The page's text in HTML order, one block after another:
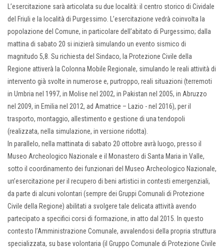
L’esercitazione sarà articolata su due località: il centro storico di Cividale
del Friuli e la località di Purgessimo. L’esercitazione vedrà coinvolta la
popolazione del Comune, in particolare dell’abitato di Purgessimo; dalla
mattina di sabato 20 si inizierà simulando un evento sismico di
magnitudo 5,8. Su richiesta del Sindaco, la Protezione Civile della
Regione attiverà la Colonna Mobile Regionale, simulando le reali attività di
intervento già svolte in numerose e, purtroppo, reali situazioni (terremoti
in Umbria nel 1997, in Molise nel 2002, in Pakistan nel 2005, in Abruzzo
nel 2009, in Emilia nel 2012, ad Amatrice – Lazio - nel 2016), per il
trasporto, montaggio, allestimento e gestione di una tendopoli
(realizzata, nella simulazione, in versione ridotta).
In parallelo, nella mattinata di sabato 20 ottobre avrà luogo, presso il
Museo Archeologico Nazionale e il Monastero di Santa Maria in Valle,
sotto il coordinamento dei funzionari del Museo Archeologico Nazionale,
un’esercitazione per il recupero di beni artistici in contesti emergenziali,
da parte di alcuni volontari (sempre dei Gruppi Comunali di Protezione
Civile della Regione) abilitati a svolgere tale delicata attività avendo
partecipato a specifici corsi di formazione, in atto dal 2015. In questo
contesto l’Amministrazione Comunale, avvalendosi della propria struttura
specializzata, su base volontaria (il Gruppo Comunale di Protezione Civile